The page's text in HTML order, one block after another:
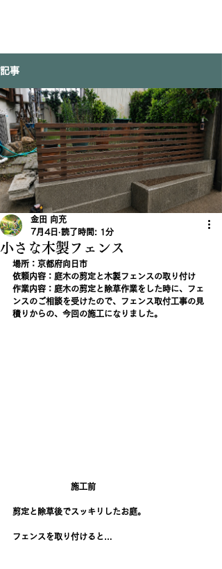
記事
小さな木製フェンス
金田 向充
7月4日 読了時間: 1分
場所：京都府向日市
依頼内容：庭木の剪定と木製フェンスの取り付け
作業内容：庭木の剪定と除草作業をした時に、フェ
ンスのご相談を受けたので、フェンス取付工事の見
積りからの、今回の施工になりました。
施工前
剪定と除草後でスッキリしたお庭。
フェンスを取り付けると…